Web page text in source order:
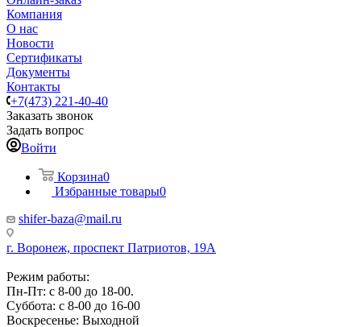
Компания
О нас
Новости
Сертификаты
Документы
Контакты
+7(473) 221-40-40
Заказать звонок
Задать вопрос
Войти
Корзина0
Избранные товары0
shifer-baza@mail.ru
г. Воронеж, проспект Патриотов, 19А
Режим работы:
Пн-Пт: с 8-00 до 18-00.
Суббота: с 8-00 до 16-00
Воскресенье: Выходной